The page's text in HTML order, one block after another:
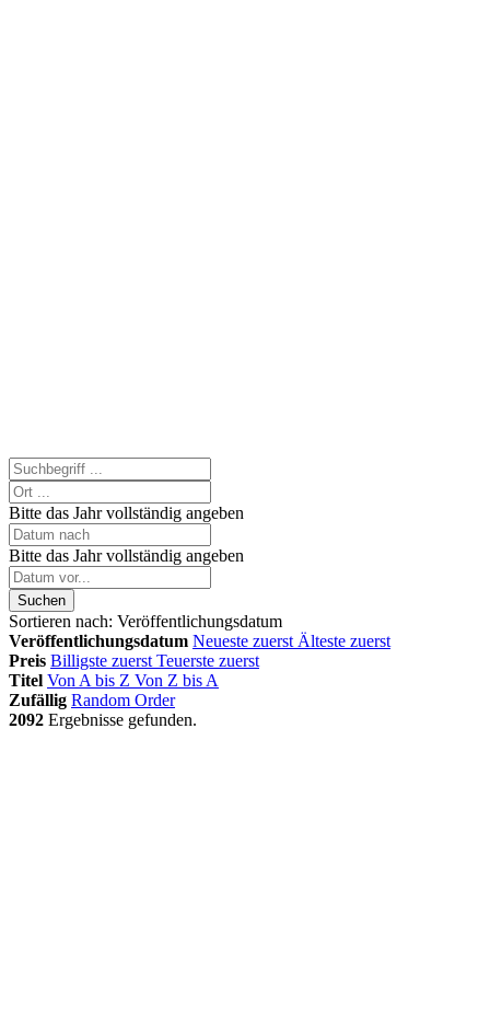
Bitte das Jahr vollständig angeben
Bitte das Jahr vollständig angeben
Suchen
Sortieren nach: Veröffentlichungsdatum
Veröffentlichungsdatum Neueste zuerst Älteste zuerst
Preis Billigste zuerst Teuerste zuerst
Titel Von A bis Z Von Z bis A
Zufällig Random Order
2092 Ergebnisse gefunden.